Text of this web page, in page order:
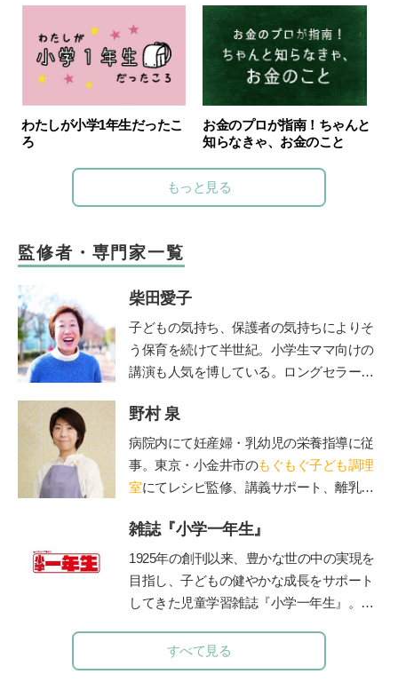
わたしが小学1年生だったこ
ろ
お金のプロが指南！ちゃんと
知らなきゃ、お金のこと
もっと見る
監修者・専門家一覧
柴田愛子
子どもの気持ち、保護者の気持ちによりそ
う保育を続けて半世紀。小学生ママ向けの
講演も人気を博している。ロングセラー絵
どものみかた 春夏秋冬』（福音館書
店）、『あなたが自分らしく生きれば、子
どもは幸せに育ちます』（小学館）、親向
けに『保育歴50年！愛子さんの子育てお悩
は、「みんなの学校」の木村泰子さんとの
対談『保育も教育も「教える」から「学
び」に変わらなきゃ』（小学館）。「りん
ごの木」HPhttp://ringono-ki.org/
野村 泉
病院内にて妊産婦・乳幼児の栄養指導に従
事。東京・小金井市のもぐもぐ子ども調理
室にてレシピ監修、講義サポート、離乳
雑誌『小学一年生』
1925年の創刊以来、豊かな世の中の実現を
目指し、子どもの健やかな成長をサポート
してきた児童学習雑誌『小学一年生』。コ
む」。毎号、各界の第一線で活躍する有識
者・クリエイターに関わっていただき、子
すべて見る